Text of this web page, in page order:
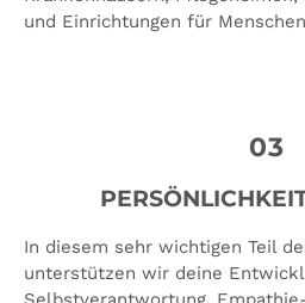
und Einrichtungen für
03
In diesem sehr wichtigen Teil
unterstützen wir deine